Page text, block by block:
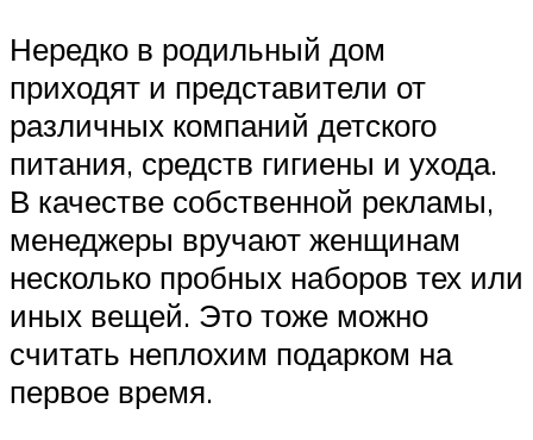
Нередко в родильный дом
приходят и представители от
различных компаний детского
питания, средств гигиены и ухода.
В качестве собственной рекламы,
менеджеры вручают женщинам
несколько пробных наборов тех или
иных вещей. Это тоже можно
считать неплохим подарком на
первое время.